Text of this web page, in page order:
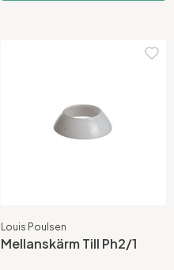
Louis Poulsen
Mellanskärm Till Ph2/1